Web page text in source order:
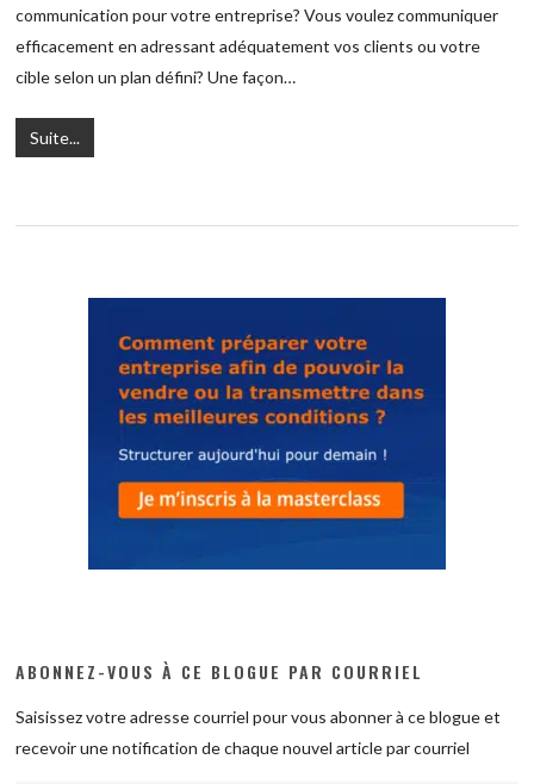
communication pour votre entreprise? Vous voulez communiquer
efficacement en adressant adéquatement vos clients ou votre
cible selon un plan défini? Une façon…
Suite...
ABONNEZ-VOUS À CE BLOGUE PAR COURRIEL
Saisissez votre adresse courriel pour vous abonner à ce blogue et
recevoir une notification de chaque nouvel article par courriel